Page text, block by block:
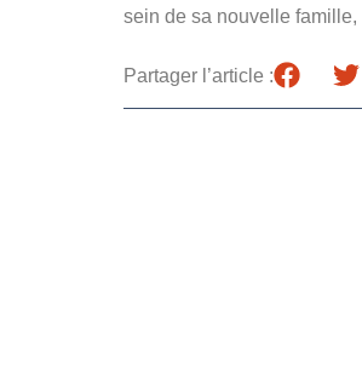
sein de sa nouvelle
Partager l’article :